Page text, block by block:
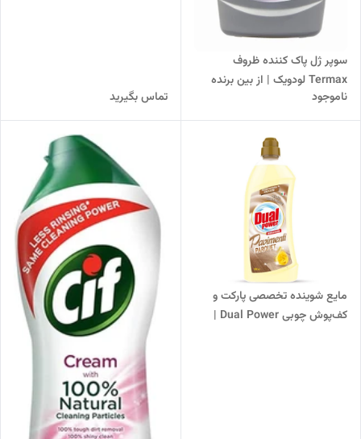
سوپر ژل پاک کننده ظروف
Termax لودویک | از بین برنده
لکه‌های سوخته ظروف
ناموجود تماس بگیرید
مایع شوینده تخصصی پارکت و
کف‌پوش چوبی Dual Power |